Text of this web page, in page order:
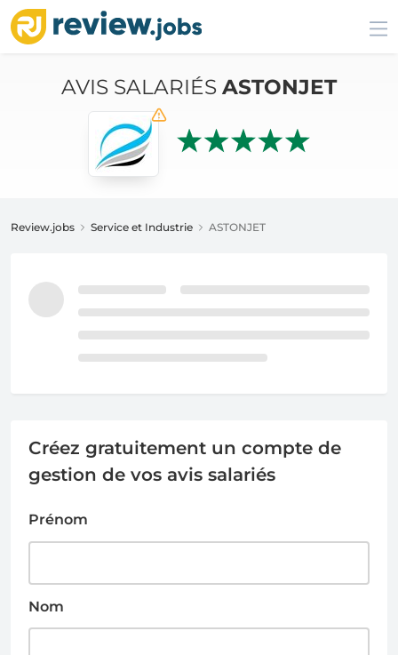
AVIS SALARIÉS ASTONJET
Review.jobs Service et Industrie ASTONJET
Créez gratuitement un compte de
gestion de vos avis salariés
Prénom
Nom